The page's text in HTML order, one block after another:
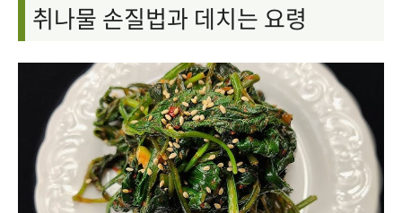
취나물 손질법과 데치는 요령